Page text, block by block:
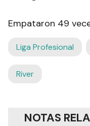
Empataron 49
Liga Profesional
River
NOTAS